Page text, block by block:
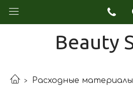
Beauty
Расходные материалы